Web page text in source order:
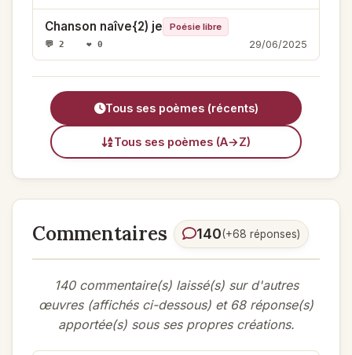
Chanson naîve{2) je Poésie libre
💬 2 ❤️ 0 29/06/2025
Tous ses poèmes (récents)
Tous ses poèmes (A→Z)
Commentaires 140(+68 réponses)
140 commentaire(s) laissé(s) sur d'autres
œuvres (affichés ci-dessous) et 68 réponse(s)
apportée(s) sous ses propres créations.